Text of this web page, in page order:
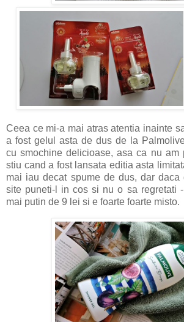
Ceea ce mi-a mai atras atentia inainte
a fost gelul asta de dus de la
cu smochine delicioase, asa ca nu am
stiu cand a fost lansata editia asta
mai iau decat spume de dus, dar
site puneti-l in cos si nu o sa regretati
mai putin de 9 lei si e foarte foarte misto.